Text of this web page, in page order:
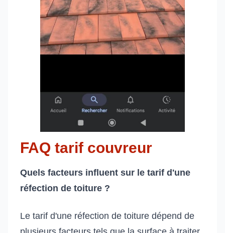
FAQ tarif couvreur
Quels facteurs influent sur le tarif d'une
réfection de toiture ?
Le tarif d'une réfection de toiture dépend de